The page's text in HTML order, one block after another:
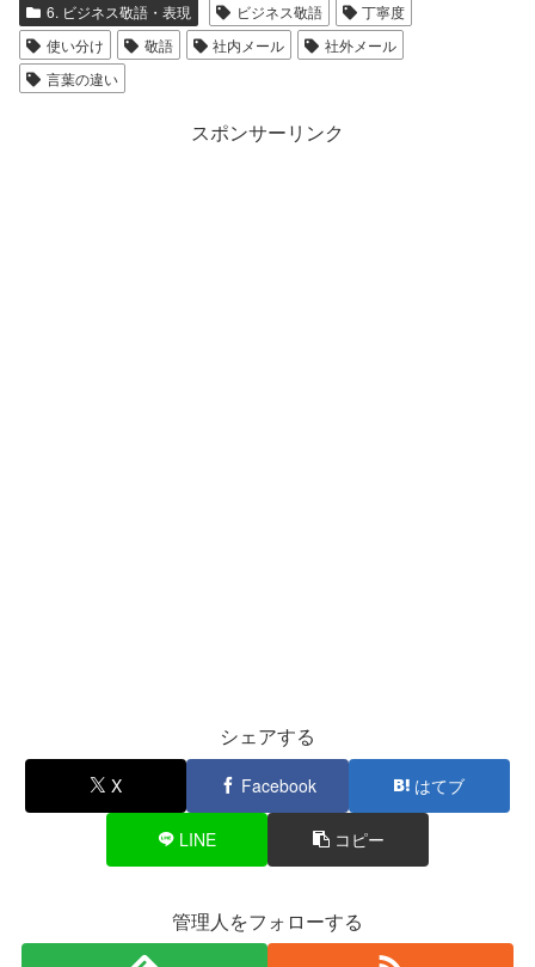
6. ビジネス敬語・表現 ビジネス敬語
丁寧度
使い分け
敬語 社内メール
社外メール
言葉の違い
スポンサーリンク
シェアする
X Facebook はてブ
LINE コピー
管理人をフォローする